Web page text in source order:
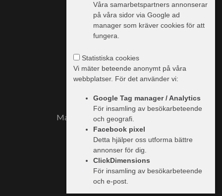
Information & priser
Handlare
Trailer.se
Integritetspolicy
Marknadsplats för tunga fordon
Trailerbeg ©2026
Våra samarbetspartners annonserar
på våra sidor via Google ad
manager som kräver cookies för att
fungera.
Statistiska cookies
Vi mäter beteende anonymt på våra
webbplatser. För det använder vi:
Google Tag manager / Analytics
För insamling av besökarbeteende
och geografi.
Facebook pixel
Detta hjälper oss utforma bättre
annonser för dig.
ClickDimensions
För insamling av besökarbeteende
och e-post.